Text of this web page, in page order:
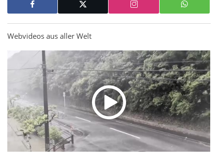
Webvideos aus aller Welt